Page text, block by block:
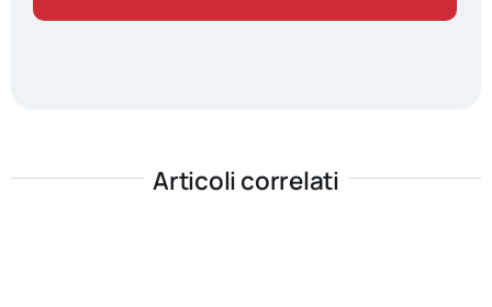
Articoli correlati